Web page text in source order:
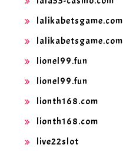
lalikabetsgame.com
lalikabetsgame.com
lionel99.fun
lionel99.fun
lionth168.com
lionth168.com
live22slot